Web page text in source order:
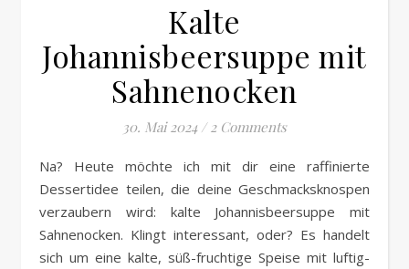
Kalte
Johannisbeersuppe mit
Sahnenocken
30. Mai 2024 / 2 Comments
Na? Heute möchte ich mit dir eine raffinierte
Dessertidee teilen, die deine Geschmacksknospen
verzaubern wird: kalte Johannisbeersuppe mit
Sahnenocken. Klingt interessant, oder? Es handelt
sich um eine kalte, süß-fruchtige Speise mit luftig-